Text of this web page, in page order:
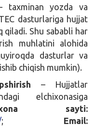
taxminan yozda va
dasturlariga hujjat
Shu sababli har
muhlatini alohida
dasturlar va
chiqish mumkin).
– Hujjatlar
elchixonasiga
sayti:
; Email: